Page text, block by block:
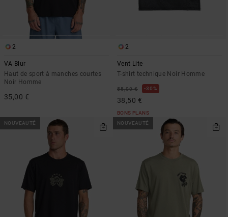
2
VA Blur
Haut de sport à manches courtes
Noir Homme
35,00 €
2
Vent Lite
T-shirt technique Noir Homme
55,00 € 30%
38,50 €
BONS PLANS
NOUVEAUTÉ
NOUVEAUTÉ